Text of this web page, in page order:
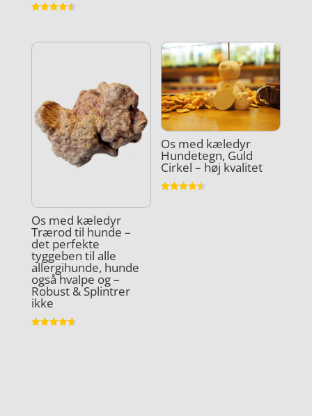
Os med kæledyr
Trærod til hunde –
det perfekte
tyggeben til alle
allergihunde, hunde
også hvalpe og –
Robust & Splintrer
ikke
Os med kæledyr
Hundetegn, Guld
Cirkel – høj kvalitet